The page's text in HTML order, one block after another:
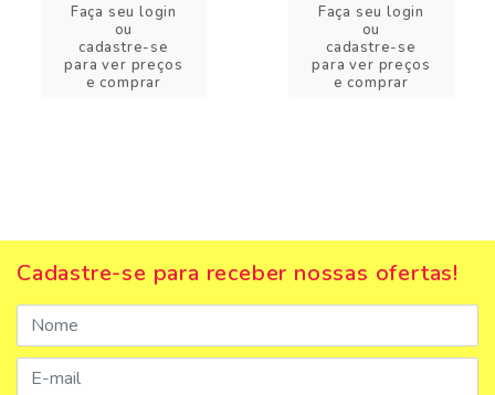
Faça seu login
ou
cadastre-se
para ver preços
e comprar
Faça seu login
ou
cadastre-se
para ver preços
e comprar
Cadastre-se para receber nossas ofertas!